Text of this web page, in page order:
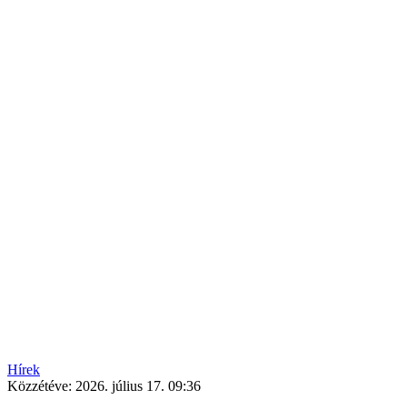
Hírek
Közzétéve: 2026. július 17. 09:36